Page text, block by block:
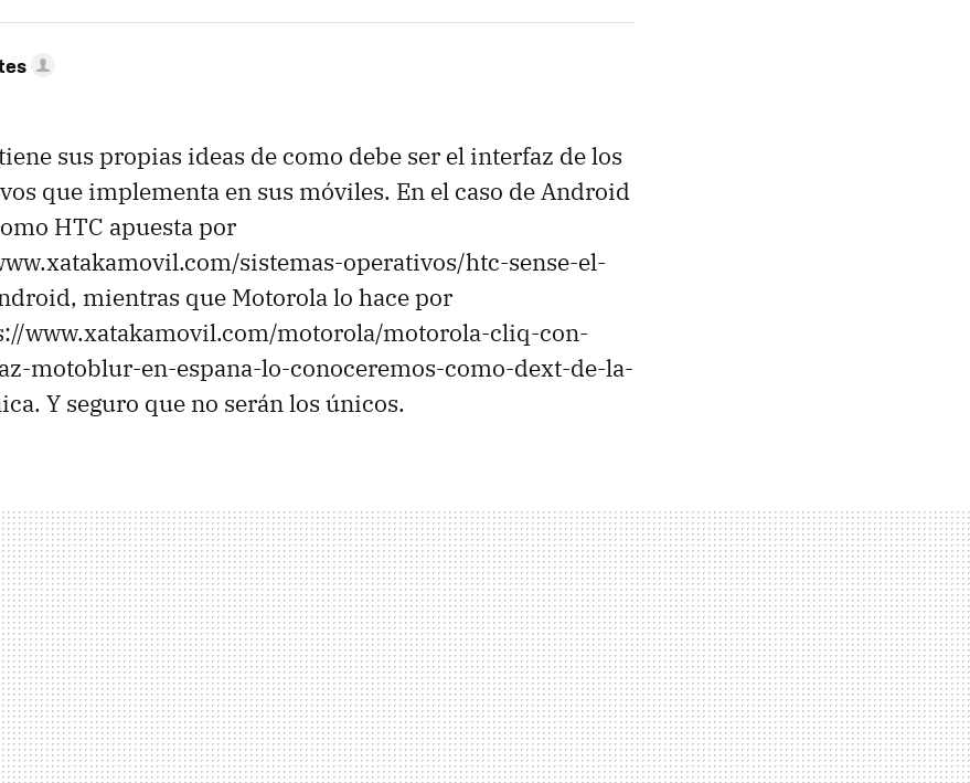
sus propias ideas de como debe ser el interfaz de los
que implementa en sus móviles. En el caso de Android
HTC apuesta por
sistemas-operativos/htc-sense-el-
mientras que Motorola lo hace por
www.xatakamovil.com/motorola/motorola-cliq-con-
motoblur-en-espana-lo-conoceremos-como-dext-de-la-
Y seguro que no serán los únicos.